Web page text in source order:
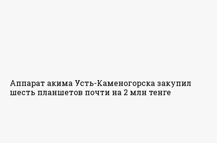
Аппарат акима Усть-Каменогорска закупил
шесть планшетов почти на 2 млн тенге